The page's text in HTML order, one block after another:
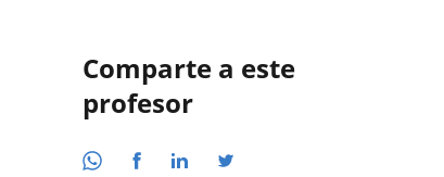
Comparte a este
profesor